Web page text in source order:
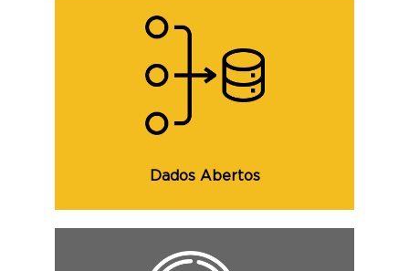
Dados Abertos
Consulte os dados abertos, que visam o
aumento da transparência e maior
participação política por parte do cidadão
e demais informações.